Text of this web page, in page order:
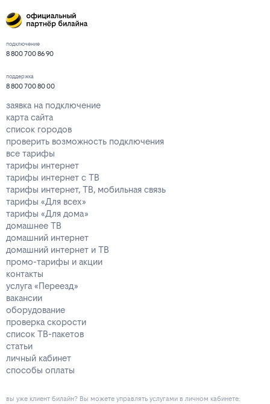
подключение
8 800 700 86 90
поддержка
8 800 700 80 00
заявка на подключение
карта сайта
список городов
проверить возможность подключения
все тарифы
тарифы интернет
тарифы интернет с ТВ
тарифы интернет, ТВ, мобильная связь
тарифы «Для всех»
тарифы «Для дома»
домашнее ТВ
домашний интернет
домашний интернет и ТВ
промо-тарифы и акции
контакты
услуга «Переезд»
вакансии
оборудование
проверка скорости
список ТВ-пакетов
статьи
личный кабинет
способы оплаты
вы уже клиент билайн? Вы можете управлять услугами в личнoм кaбинeтe: